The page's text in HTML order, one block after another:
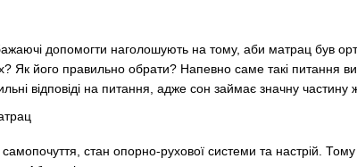
допомогти наголошують на тому, аби матрац був
Як його правильно обрати? Напевно саме такі
відповіді на питання, адже сон займає значну частину
стан опорно-рухової системи та настрій.